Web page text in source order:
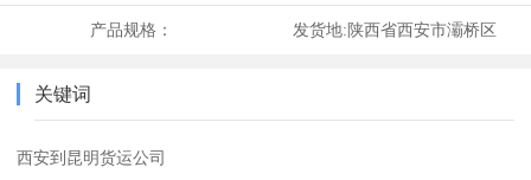
产品规格： 发货地:陕西省西安市灞桥区
关键词
西安到昆明货运公司